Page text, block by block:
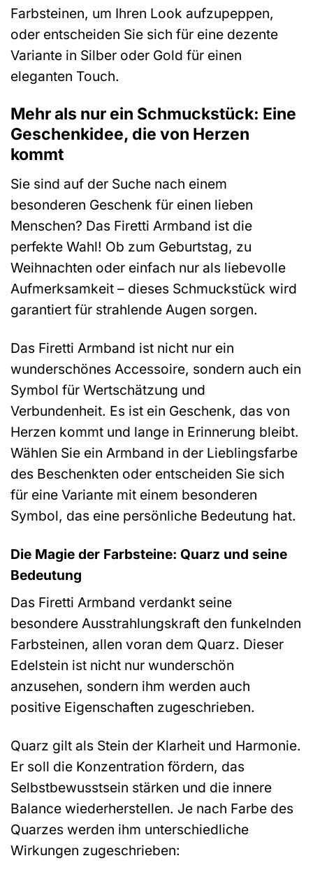
Farbsteinen, um Ihren Look aufzupeppen,
oder entscheiden Sie sich für eine dezente
Variante in Silber oder Gold für einen
eleganten Touch.
Mehr als nur ein Schmuckstück: Eine
Geschenkidee, die von Herzen
kommt
Sie sind auf der Suche nach einem
besonderen Geschenk für einen lieben
Menschen? Das Firetti Armband ist die
perfekte Wahl! Ob zum Geburtstag, zu
Weihnachten oder einfach nur als liebevolle
Aufmerksamkeit – dieses Schmuckstück wird
garantiert für strahlende Augen sorgen.
Das Firetti Armband ist nicht nur ein
wunderschönes Accessoire, sondern auch ein
Symbol für Wertschätzung und
Verbundenheit. Es ist ein Geschenk, das von
Herzen kommt und lange in Erinnerung bleibt.
Wählen Sie ein Armband in der Lieblingsfarbe
des Beschenkten oder entscheiden Sie sich
für eine Variante mit einem besonderen
Symbol, das eine persönliche Bedeutung hat.
Die Magie der Farbsteine: Quarz und seine
Bedeutung
Das Firetti Armband verdankt seine
besondere Ausstrahlungskraft den funkelnden
Farbsteinen, allen voran dem Quarz. Dieser
Edelstein ist nicht nur wunderschön
anzusehen, sondern ihm werden auch
positive Eigenschaften zugeschrieben.
Quarz gilt als Stein der Klarheit und Harmonie.
Er soll die Konzentration fördern, das
Selbstbewusstsein stärken und die innere
Balance wiederherstellen. Je nach Farbe des
Quarzes werden ihm unterschiedliche
Wirkungen zugeschrieben: